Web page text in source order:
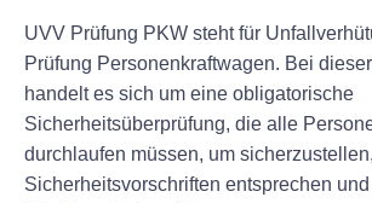
UVV Prüfung PKW steht für
Prüfung Personenkraftwagen. Bei
handelt es sich um eine obligatorische
Sicherheitsüberprüfung, die alle
durchlaufen müssen, um
Sicherheitsvorschriften entsprechen